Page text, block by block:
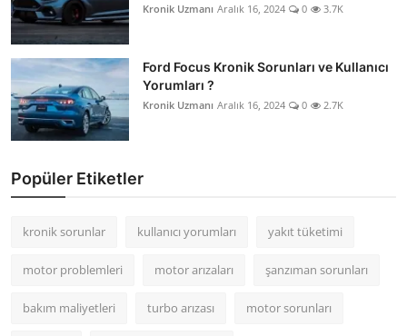
Kronik Uzmanı Aralık 16, 2024 0 3.7K
Ford Focus Kronik Sorunları ve Kullanıcı
Yorumları ?
Kronik Uzmanı Aralık 16, 2024 0 2.7K
Popüler Etiketler
kronik sorunlar kullanıcı yorumları yakıt tüketimi
motor problemleri motor arızaları şanzıman sorunları
bakım maliyetleri turbo arızası motor sorunları